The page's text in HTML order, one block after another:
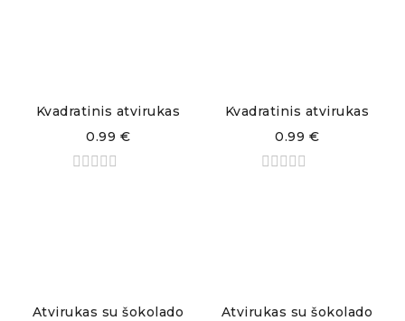
Kvadratinis atvirukas
0.99 €
Kvadratinis atvirukas
0.99 €
Atvirukas su šokolado
Atvirukas su šokolado